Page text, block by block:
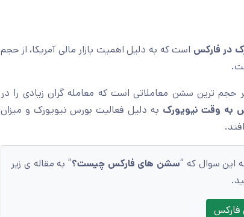
در فارکس است که به دلیل اهمیت بازار مالی آمریکا، از حجم
حجم ترین سشن معاملاتی است که معامله گران زیادی را در
به وقت نیویورک به دلیل فعالیت بورس نیویورک و میزان
این سوال که “سشن های فارکس چیست؟” به مقاله ی زیر